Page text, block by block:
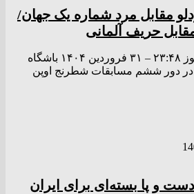
مقابل مرد شماره یک جهان/
حریف آلمانی
به گزارش کاوک نیوز ۲۳:۴۸ – ۳۱ فروردين ۱۴۰۴ باشگاه
در دور ششم مسابقات شطرنج اوپن
و پا بسته‌ای برای ایران